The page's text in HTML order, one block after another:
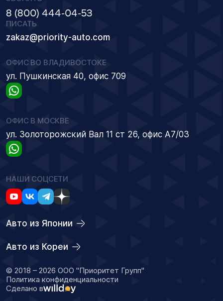
8 (800) 444-04-53
ПИСАТЬ
zakaz@priority-auto.com
ОФИС ВО ВЛАДИВОСТОКЕ
ул. Пушкинская 40, офис 709
ОФИС В МОСКВЕ
ул. Золоторожский Вал 11 ст 26, офис А7/03
НАШИ СОЦСЕТИ
Авто из Японии
Авто из Кореи
© 2018 – 2026 ООО "Приоритет Групп"
Политика конфиденциальности
Сделано в